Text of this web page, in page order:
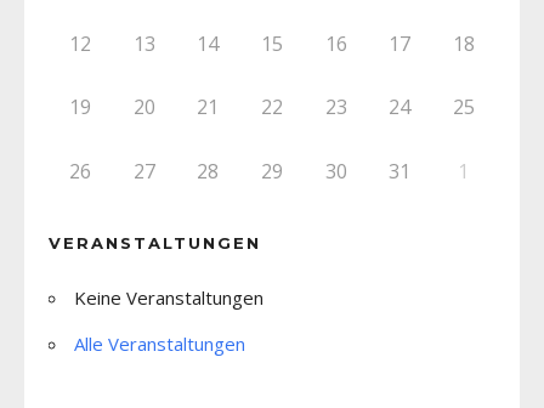
12 13 14 15 16 17 18
19 20 21 22 23 24 25
26 27 28 29 30 31 1
VERANSTALTUNGEN
Keine Veranstaltungen
Alle Veranstaltungen